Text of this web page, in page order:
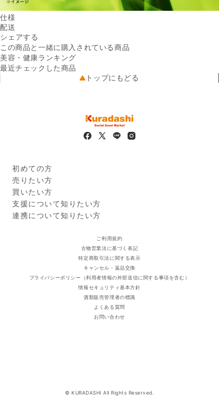
仕様
内容量
全成分
セリン、ジグリセリン、ペン
花エキス、ローズマリー葉エ
ベラ葉エキス、アロエベラ液
汁、アロエベラ葉汁、オキナ
ワモズクエキス、サッカリナ
クエン酸、トコフェロール、
キサンタンガム、カルボマ
ー、水酸化K、ペンテト酸
5Na、フェノキシエタノール
使用方法
・初めてご使用する際は、中
身が出るまでポンプを数回空
押ししてください。
・洗顔後、適量（1プッシュ）
・乾燥が気になる部分には重
配送
送料
可能性があります。
出荷元
配送業者
ト）
県、埼玉県、千葉県、東京
都、神奈川県、新潟県、富山
県、石川県、福井県、山梨
シェアする
この商品と一緒に購入されている商品
美容・健康ランキング
最近チェックした商品
トップにもどる
初めての方
Kuradashiとは
ご利用ガイド
売りたい方
クラダシに出品する
出品企業
買いたい方
商品一覧
ログイン・新規登録
支援について知りたい方
支援レポート
連携について知りたい方
ご利用規約
古物営業法に基づく表記
特定商取引法に関する表示
キャンセル・返品交換
プライバシーポリシー（利用者情報の外部送信に関する事項を含む）
情報セキュリティ基本方針
酒類販売管理者の標識
よくある質問
お問い合わせ
© KURADASHI All Rights Reserved.